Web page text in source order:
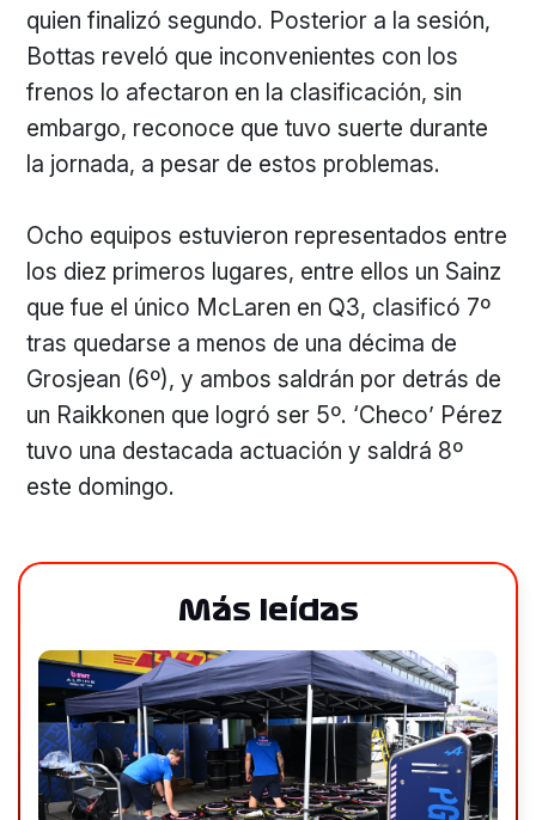
quien finalizó segundo. Posterior a la sesión,
Bottas reveló que inconvenientes con los
frenos lo afectaron en la clasificación, sin
embargo, reconoce que tuvo suerte durante
la jornada, a pesar de estos problemas.
Ocho equipos estuvieron representados entre
los diez primeros lugares, entre ellos un Sainz
que fue el único McLaren en Q3, clasificó 7º
tras quedarse a menos de una décima de
Grosjean (6º), y ambos saldrán por detrás de
un Raikkonen que logró ser 5º. ‘Checo’ Pérez
tuvo una destacada actuación y saldrá 8º
este domingo.
Más leídas